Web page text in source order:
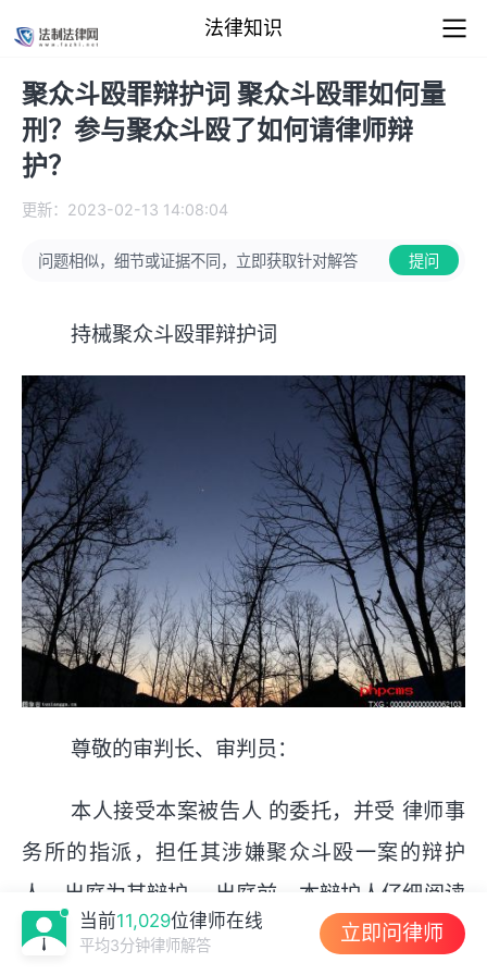
法律知识
聚众斗殴罪辩护词 聚众斗殴罪如何量
刑？参与聚众斗殴了如何请律师辩
护？
更新：2023-02-13 14:08:04
问题相似，细节或证据不同，立即获取针对解答 提问
持械聚众斗殴罪辩护词
尊敬的审判长、审判员：
本人接受本案被告人 的委托，并受 律师事
务所的指派，担任其涉嫌聚众斗殴一案的辩护
人，出庭为其辩护。 出庭前，本辩护人仔细阅读
了公诉机关移送给人民法院的卷宗，会见了被告
当前11,029位律师在线
平均3分钟律师解答 立即问律师